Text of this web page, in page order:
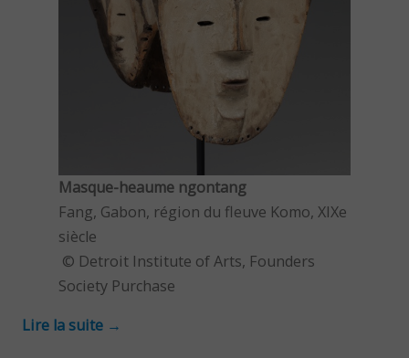
Masque-heaume ngontang
Fang, Gabon, région du fleuve Komo, XIXe
siècle
© Detroit Institute of Arts, Founders
Society Purchase
Lire la suite →